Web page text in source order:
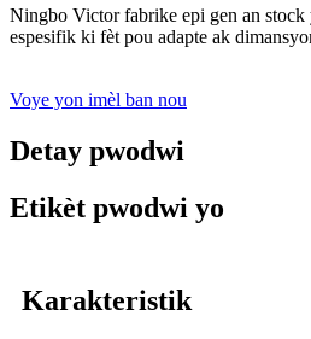
Ningbo Victor fabrike epi gen an
espesifik ki fèt pou adapte ak
Voye yon imèl ban nou
Detay pwodwi
Etikèt pwodwi yo
Karakteristik